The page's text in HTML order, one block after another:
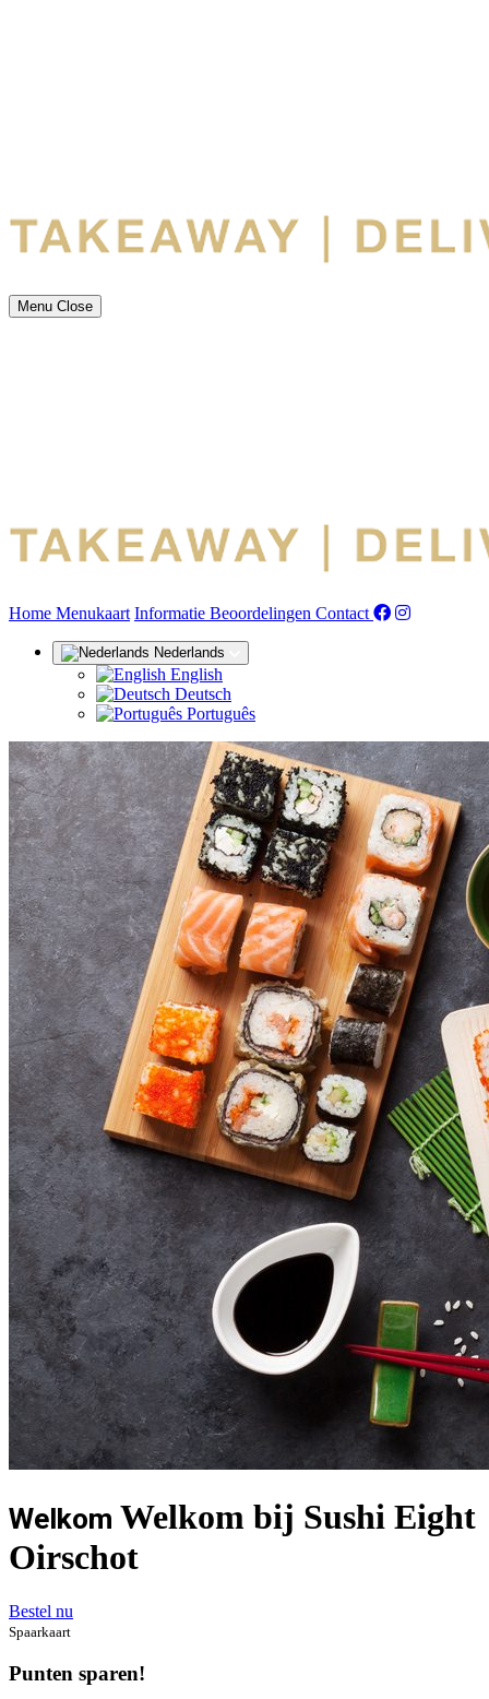
Menu Close
Home (huidige)
Menukaart Informatie Beoordelingen Contact
Nederlands
English
Deutsch
Português
Welkom Welkom bij Sushi Eight
Oirschot
Bestel nu
Spaarkaart
Punten sparen!